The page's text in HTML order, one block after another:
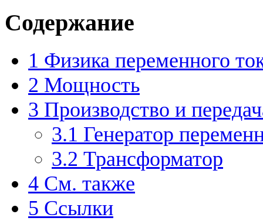
Содержание
1 Физика переменного
2 Мощность
3 Производство и
3.1 Генератор
3.2 Трансформатор
4 См. также
5 Ссылки